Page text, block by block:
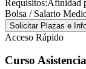
Requisitos:Afinidad
Bolsa / Salario
Solicitar Plazas e
Acceso Rápido
Curso